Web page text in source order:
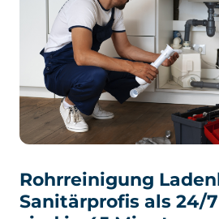
Rohrreinigung
Sanitärprofis als 24/